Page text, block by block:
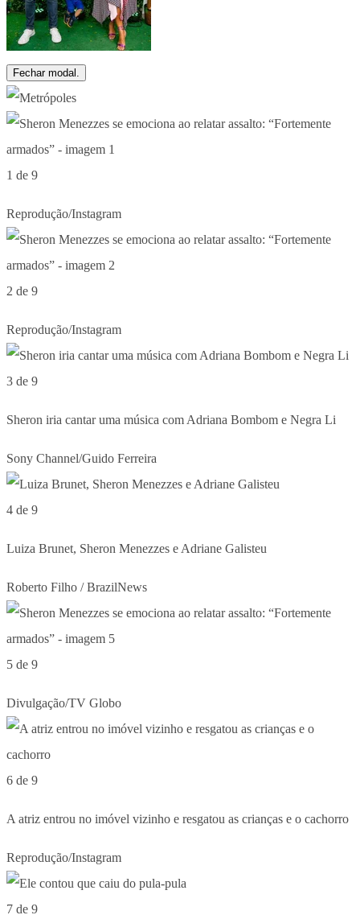
Fechar modal.
1 de 9
Reprodução/Instagram
2 de 9
Reprodução/Instagram
3 de 9
Sheron iria cantar uma música com Adriana Bombom e Negra Li
Sony Channel/Guido Ferreira
4 de 9
Luiza Brunet, Sheron Menezzes e Adriane Galisteu
Roberto Filho / BrazilNews
5 de 9
Divulgação/TV Globo
6 de 9
A atriz entrou no imóvel vizinho e resgatou as crianças e o cachorro
Reprodução/Instagram
7 de 9